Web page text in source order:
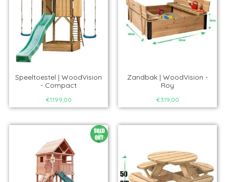
Speeltoestel | WoodVision
- Compact
€1.199,00
Zandbak | WoodVision -
Roy
€319,00